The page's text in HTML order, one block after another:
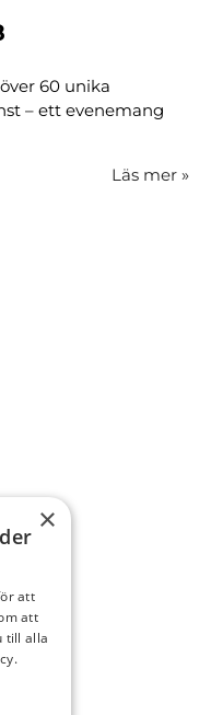
60 unika
– ett evenemang
Läs mer »
×
att
att
till alla